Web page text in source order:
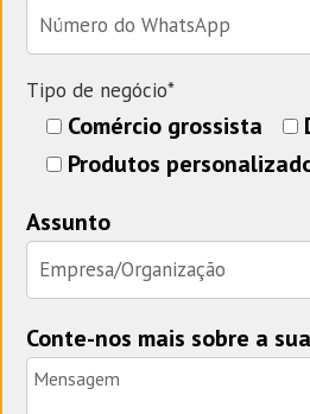
Tipo de negócio*
Comércio grossista
Produtos
Assunto
Conte-nos mais sobre a